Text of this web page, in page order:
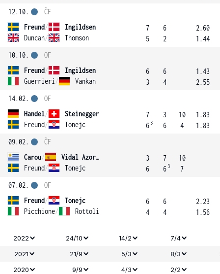
12.10.
Freund/
Ingildsen
Duncan/ Thomson
ČF
7
5
6
2
2.60
1.44
10.10.
Freund/
Ingildsen
Guerrieri / Vankan
OF
6
3
6
4
1.43
2.55
14.02.
Handel/
Steinegger
Freund/ Tonejc
OF
7
6 3
3
6
10
4
1.83
1.83
09.02.
Carou/
Vidal Azorin
Freund/ Tonejc
ČF
3
6
7
6 3
10
7
07.02.
Freund/
Tonejc
Picchione/ Rottoli
OF
6
4
6
4
2.23
1.56
2022 24/10 14/2 7/4
2021
21/9 5/3 8/3
2020
9/9 4/3 2/2